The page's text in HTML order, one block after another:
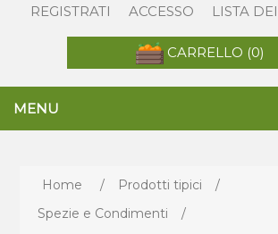
REGISTRATI ACCESSO LISTA
CARRELLO (0)
MENU
Home / Prodotti tipici
/
Spezie e Condimenti
/